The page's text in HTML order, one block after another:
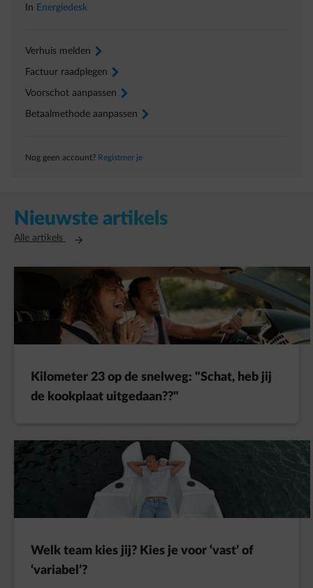
In Energiedesk
Verhuis melden arrow-right
Factuur raadplegen arrow-right
Voorschot aanpassen arrow-right
Betaalmethode aanpassen arrow-right
Nog geen account? Registreer je
Nieuwste artikels
Alle artikels Opent in een nieuw tabblad
Kilometer 23 op de snelweg: "Schat, heb jij
de kookplaat uitgedaan??"
Welk team kies jij? Kies je voor ‘vast’ of
‘variabel’?